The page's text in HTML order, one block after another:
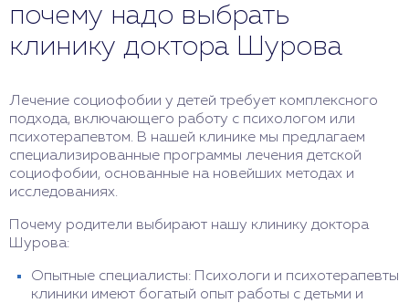
почему надо выбрать
клинику доктора Шурова
Лечение социофобии у детей требует комплексного
подхода, включающего работу с психологом или
психотерапевтом. В нашей клинике мы предлагаем
специализированные программы лечения детской
социофобии, основанные на новейших методах и
исследованиях.
Почему родители выбирают нашу клинику доктора
Шурова:
Опытные специалисты: Психологи и психотерапевты
клиники имеют богатый опыт работы с детьми и